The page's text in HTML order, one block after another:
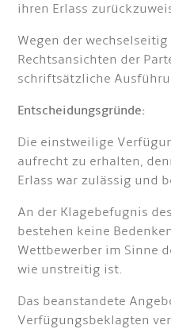
ihren Erlass
Wegen der
Rechtsansichten der
schriftsätzliche
Entscheidungsgründe:
Die einstweilige
aufrecht zu erhalten,
Erlass war zulässig und
An der Klagebefugnis
bestehen keine
Wettbewerber im Sinne
wie unstreitig ist.
Das beanstandete
Verfügungsbeklagten